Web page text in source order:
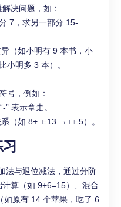
决问题，如：
7，求另一部分 15-
（如小明有 9 本书，小
小明多 3 本）。
号，例如：
” 表示拿走。
（如 8+□=13 → □=5）。
法与退位减法，通过分阶
算（如 9+6=15）、混合
如原有 14 个苹果，吃了 6